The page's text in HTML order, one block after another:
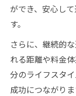
ができ、安心し
す。
さらに、継続的
れる距離や料金
分のライフスタ
成功につながりま